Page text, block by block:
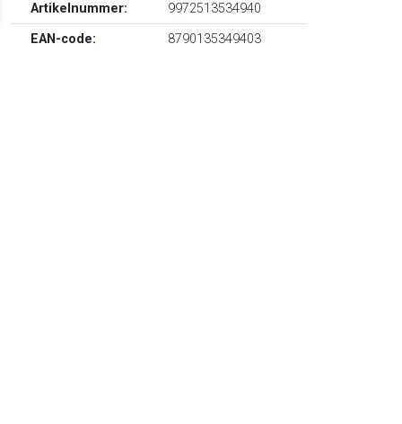
Artikelnummer:
9972513534940
EAN-code:
8790135349403